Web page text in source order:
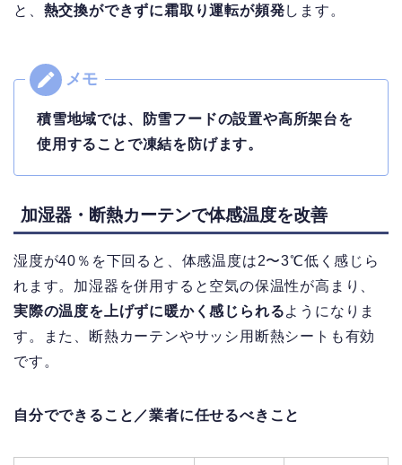
と、 熱交換ができずに霜取り運転が頻発します。
積雪地域では、防雪フードの設置や高所架台を
使用することで凍結を防げます。
加湿器・断熱カーテンで体感温度を改善
湿度が40％を下回ると、体感温度は2〜3℃低く感じら
れます。 加湿器を併用すると空気の保温性が高まり、
実際の温度を上げずに暖かく感じられるようになりま
す。
また、断熱カーテンやサッシ用断熱シートも有効
です。
自分でできること／業者に任せるべきこと